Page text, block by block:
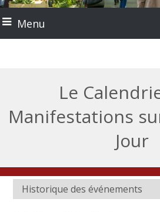
Menu
Le
Manifestations
Jour
Historique des événements